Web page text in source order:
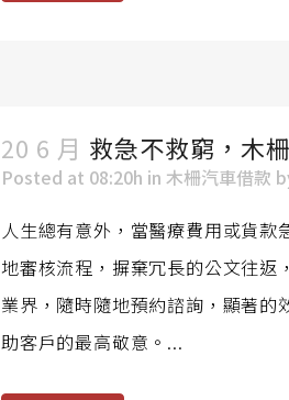
20 6 月 救急不救窮，木
Posted at 08:20h in 木柵汽車借款
人生總有意外，當醫療費用或貨
地審核流程，摒棄冗長的公文往
業界，隨時隨地預約諮詢，顯著
助客戶的最高敬意。...